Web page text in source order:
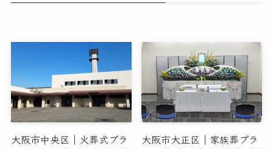
大阪市中央区｜火葬式プラ
大阪市大正区｜家族葬プラ